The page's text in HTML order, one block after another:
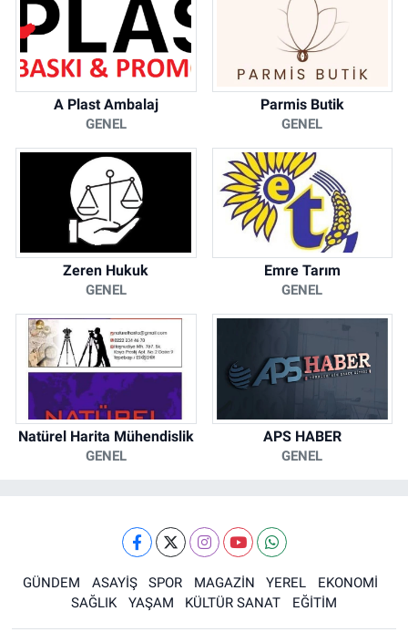
A Plast Ambalaj
GENEL
Parmis Butik
GENEL
Zeren Hukuk
GENEL
Emre Tarım
GENEL
Natürel Harita Mühendislik
GENEL
APS HABER
GENEL
GÜNDEM ASAYİŞ SPOR MAGAZİN YEREL
EKONOMİ
SAĞLIK
YAŞAM KÜLTÜR SANAT EĞİTİM